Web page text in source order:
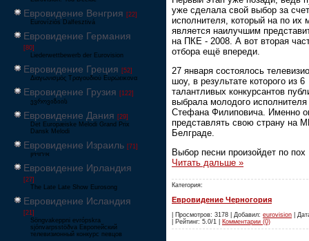
Евровидение Венгрия [22]
Eurovíziós Dalfesztivá
Евровидение Германия
[80]
Liederwettbewerb der Eurovision
Евровидение Греция [52]
Διαγωνισμός Τραγουδιού Ευρώεικονα
Евровидение Грузия [122]
ევროვიზიის
Евровидение Дания [29]
Det Europæiske Melodi Grand Prix
Dansk Melodi
Евровидение Израиль [71]
‏אירוויזיון
Евровидение Ирландия
[27]
The Late Late Show Eurosong
Евровидение Исландия
[21]
Söngvakeppni evrópskra
sjónvarpsstöðva Европейский
телевизионный конкурс певцов
уже сделала свой выбор за счет
исполнителя, который на по их
является наилучшим
на ПКЕ - 2008. А вот вторая
отбора ещё впереди.
27 января состоялось
шоу, в результате которого из 6
талантливых конкурсантов
выбрала молодого исполнителя
Стефана Филиповича. Именно
представлять свою страну на
Белграде.
Выбор песни произойдет по пох
Читать дальше »
Категория:
Евровидение Черногория
| Просмотров: 3178 | Добавил: eurovision |
| Рейтинг: 5.0/1 | Комментарии (0)